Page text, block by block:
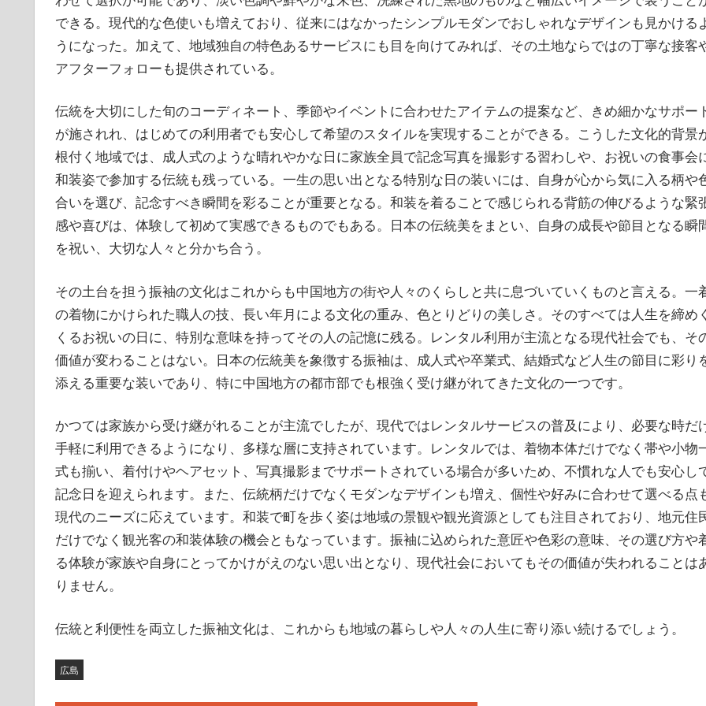
できる。現代的な色使いも増えており、従来にはなかったシンプルモダンでおしゃれなデザインも見かける
うになった。加えて、地域独自の特色あるサービスにも目を向けてみれば、その土地ならではの丁寧な接客
アフターフォローも提供されている。
伝統を大切にした旬のコーディネート、季節やイベントに合わせたアイテムの提案など、きめ細かなサポー
が施されれ、はじめての利用者でも安心して希望のスタイルを実現することができる。こうした文化的背景
根付く地域では、成人式のような晴れやかな日に家族全員で記念写真を撮影する習わしや、お祝いの食事会
和装姿で参加する伝統も残っている。一生の思い出となる特別な日の装いには、自身が心から気に入る柄や
合いを選び、記念すべき瞬間を彩ることが重要となる。和装を着ることで感じられる背筋の伸びるような緊
感や喜びは、体験して初めて実感できるものでもある。日本の伝統美をまとい、自身の成長や節目となる瞬
を祝い、大切な人々と分かち合う。
その土台を担う振袖の文化はこれからも中国地方の街や人々のくらしと共に息づいていくものと言える。一
の着物にかけられた職人の技、長い年月による文化の重み、色とりどりの美しさ。そのすべては人生を締めく
くるお祝いの日に、特別な意味を持ってその人の記憶に残る。レンタル利用が主流となる現代社会でも、そ
価値が変わることはない。日本の伝統美を象徴する振袖は、成人式や卒業式、結婚式など人生の節目に彩り
添える重要な装いであり、特に中国地方の都市部でも根強く受け継がれてきた文化の一つです。
かつては家族から受け継がれることが主流でしたが、現代ではレンタルサービスの普及により、必要な時だ
手軽に利用できるようになり、多様な層に支持されています。レンタルでは、着物本体だけでなく帯や小物
式も揃い、着付けやヘアセット、写真撮影までサポートされている場合が多いため、不慣れな人でも安心し
記念日を迎えられます。また、伝統柄だけでなくモダンなデザインも増え、個性や好みに合わせて選べる点
現代のニーズに応えています。和装で町を歩く姿は地域の景観や観光資源としても注目されており、地元住
だけでなく観光客の和装体験の機会ともなっています。振袖に込められた意匠や色彩の意味、その選び方や
る体験が家族や自身にとってかけがえのない思い出となり、現代社会においてもその価値が失われることは
りません。
伝統と利便性を両立した振袖文化は、これからも地域の暮らしや人々の人生に寄り添い続けるでしょう。
広島